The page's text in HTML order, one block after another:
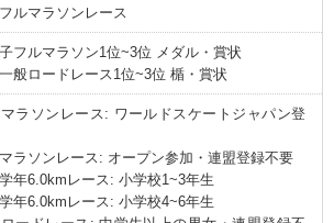
ルマラソンレース
フルマラソン1位~3位 メダル・賞状
般ロードレース1位~3位 楯・賞状
ラソンレース: ワールドスケートジャパン登
ラソンレース: オープン参加・連盟登録不要
年6.0kmレース: 小学校1~3年生
年6.0kmレース: 小学校4~6年生